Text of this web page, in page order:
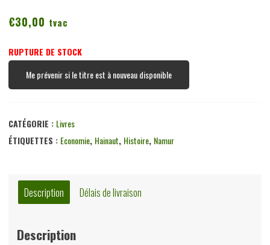
€30,00 tvac
RUPTURE DE STOCK
Me prévenir si le titre est à nouveau disponible
CATÉGORIE : Livres
ÉTIQUETTES : Economie, Hainaut, Histoire, Namur
Description Délais de livraison
Description